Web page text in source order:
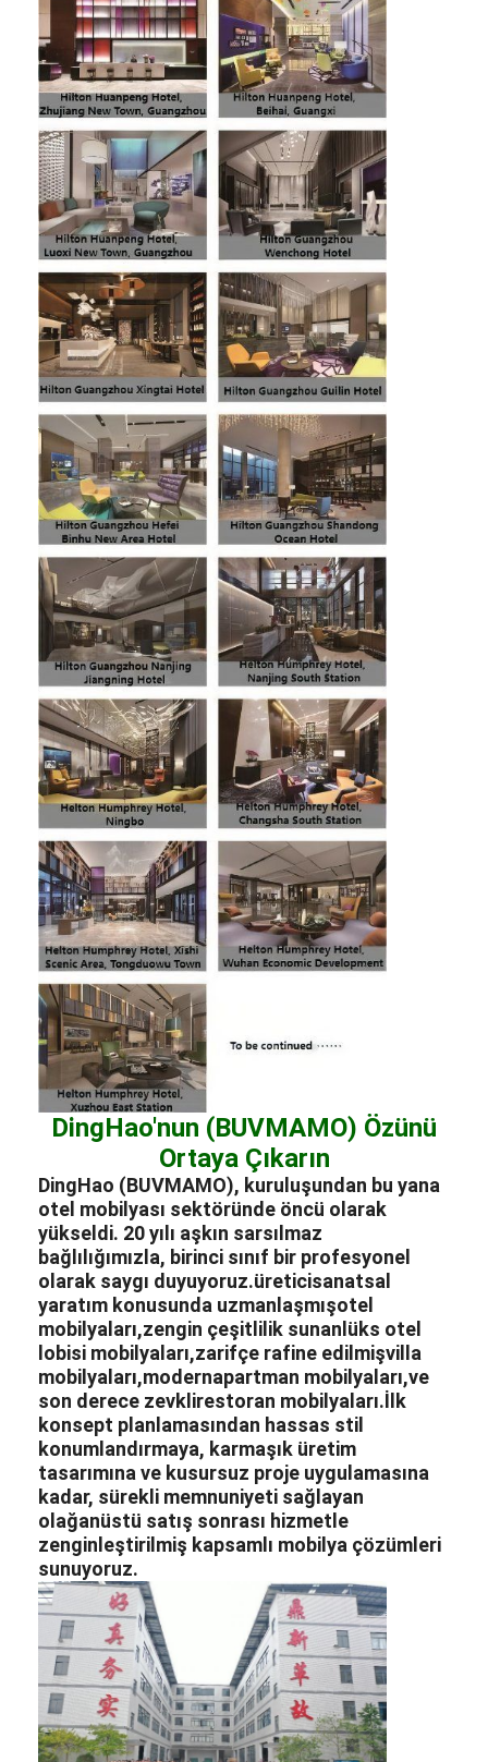
DingHao'nun (BUVMAMO) Özünü
Ortaya Çıkarın
DingHao (BUVMAMO), kuruluşundan bu yana
otel mobilyası sektöründe öncü olarak
yükseldi. 20 yılı aşkın sarsılmaz
bağlılığımızla, birinci sınıf bir profesyonel
olarak saygı duyuyoruz.üreticisanatsal
yaratım konusunda uzmanlaşmışotel
mobilyaları,zengin çeşitlilik sunan lüks otel
lobisi mobilyaları,zarifçe rafine edilmişvilla
mobilyaları,modernapartman mobilyaları,ve
son derece zevklirestoran mobilyaları.İlk
konsept planlamasından hassas stil
konumlandırmaya, karmaşık üretim
tasarımına ve kusursuz proje uygulamasına
kadar, sürekli memnuniyeti sağlayan
olağanüstü satış sonrası hizmetle
zenginleştirilmiş kapsamlı mobilya çözümleri
sunuyoruz.